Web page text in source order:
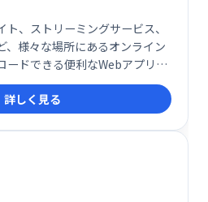
、ストリーミングサービス、
、様々な場所にあるオンライン
ードできる便利なWebアプリケ
事から動画、音声ファイルま
のダウンロードをサポートし
ンコンテンツを手に入れたい方
詳しく見る